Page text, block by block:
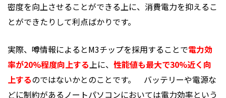
密度を向上させることができる上に、消費電力を抑えるこ
とができたりして利点ばかりです。
実際、噂情報によるとM3チップを採用することで電力効
率が20%程度向上する上に、 性能値も最大で30%近く向
上するのではないかとのことです。 バッテリーや電源な
どに制約があるノートパソコンにおいては電力効率という